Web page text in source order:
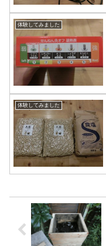
体験してみました
体験してみました